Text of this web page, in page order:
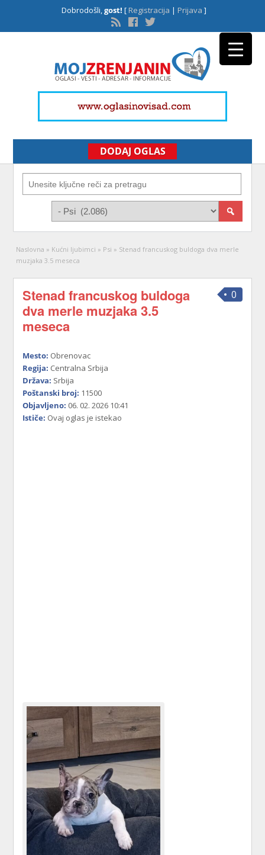
Dobrodošli,gost! [Registracija | Prijava ]
DODAJ OGLAS
Naslovna » Kućni ljubimci » Psi » Stenad francuskog buldoga dva merle
muzjaka 3.5 meseca
0
Stenad francuskog buldoga
dva merle muzjaka 3.5
meseca
Mesto: Obrenovac
Regija: Centralna Srbija
Država: Srbija
Poštanski broj: 11500
Objavljeno: 06. 02. 2026 10:41
Ističe: Ovaj oglas je istekao